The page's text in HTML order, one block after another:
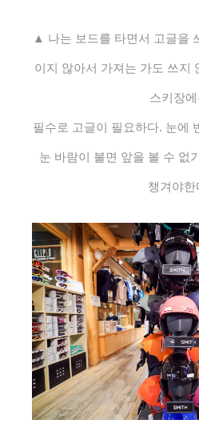
▲ 나는 보드를 타면서 고글을
이지 않아서 가져는 가도 쓰지
스키장에
필수로 고글이 필요하다. 눈에
눈 바람이 불면 앞을 볼 수 없
챙겨야한